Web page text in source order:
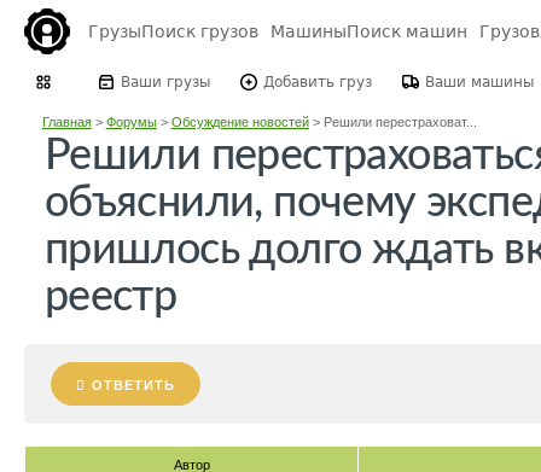
ГрузыПоиск грузов МашиныПоиск машин
Ваши грузы Добавить груз Ваши машины
Главная> Форумы> Обсуждение новостей> Решили перестраховат...
Решили
объяснили, почему
пришлось долго ждать
реестр
ОТВЕТИТЬ
Автор